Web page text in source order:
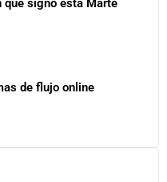
qué signo está Marte
de flujo online